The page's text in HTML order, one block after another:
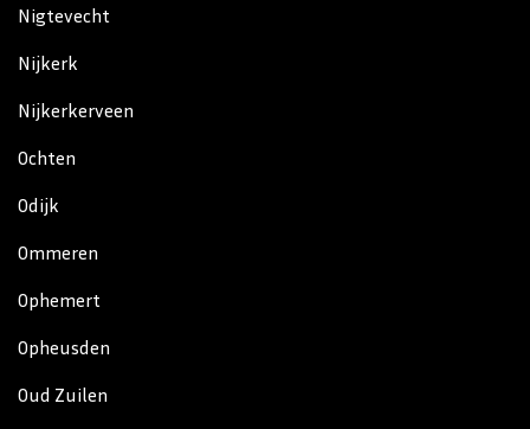
Nigtevecht
Nijkerk
Nijkerkerveen
Ochten
Odijk
Ommeren
Ophemert
Opheusden
Oud Zuilen